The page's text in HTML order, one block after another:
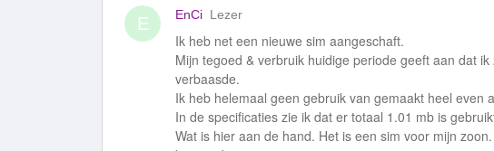
E EnCi Lezer
Ik heb net een nieuwe sim aangeschaft.
Mijn tegoed & verbruik huidige periode geeft aan dat
verbaasde.
Ik heb helemaal geen gebruik van gemaakt heel even
In de specificaties zie ik dat er totaal 1.01 mb is
Wat is hier aan de hand. Het is een sim voor mijn